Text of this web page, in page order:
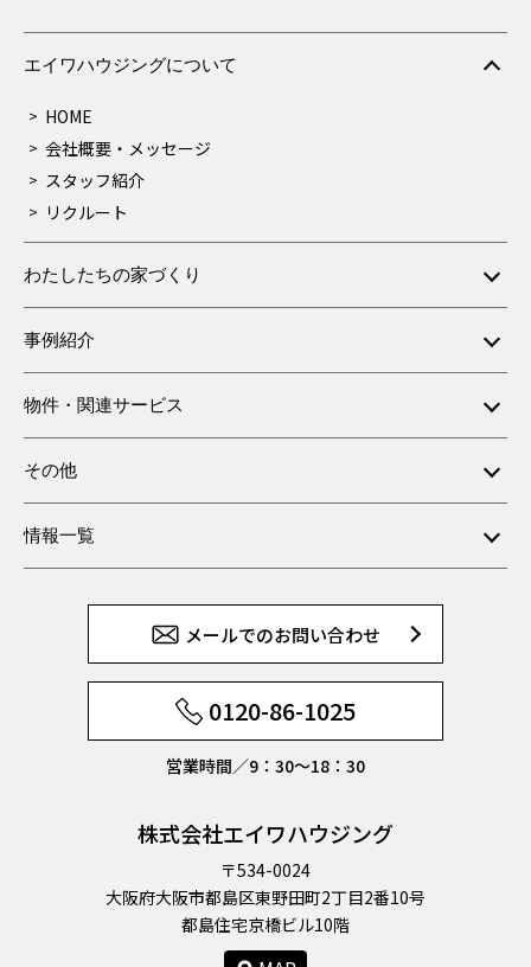
エイワハウジングについて
HOME
会社概要・メッセージ
スタッフ紹介
リクルート
わたしたちの家づくり
事例紹介
物件・関連サービス
その他
情報一覧
メールでのお問い合わせ
0120-86-1025
営業時間／9：30〜18：30
株式会社エイワハウジング
〒534-0024
大阪府大阪市都島区東野田町2丁目2番10号
都島住宅京橋ビル10階